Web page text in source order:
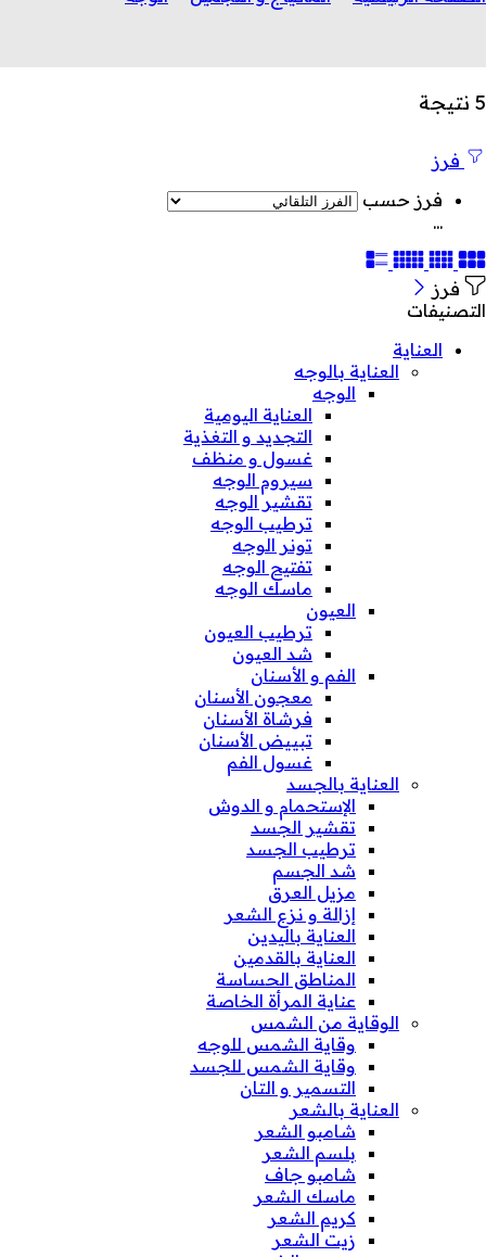
5 نتيجة
فرز
فرز حسب
...
فرز
التصنيفات
العناية
العناية بالوجه
الوجه
العناية اليومية
التجديد و التغذية
غسول و منظف
سيروم الوجه
تقشير الوجه
ترطيب الوجه
تونر الوجه
تفتيح الوجه
ماسك الوجه
العيون
ترطيب العيون
شد العيون
الفم و الأسنان
معجون الأسنان
فرشاة الأسنان
تبييض الأسنان
غسول الفم
العناية بالجسد
الإستحمام و الدوش
تقشير الجسد
ترطيب الجسد
شد الجسم
مزيل العرق
إزالة و نزع الشعر
العناية باليدين
العناية بالقدمين
المناطق الحساسة
عناية المرأة الخاصة
الوقاية من الشمس
وقاية الشمس للوجه
وقاية الشمس للجسد
التسمير و التان
العناية بالشعر
شامبو الشعر
بلسم الشعر
شامبو جاف
ماسك الشعر
كريم الشعر
زيت الشعر